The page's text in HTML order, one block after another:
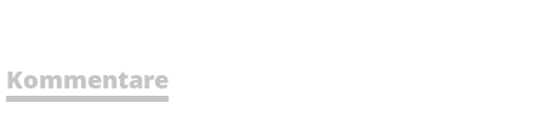
Kommentare